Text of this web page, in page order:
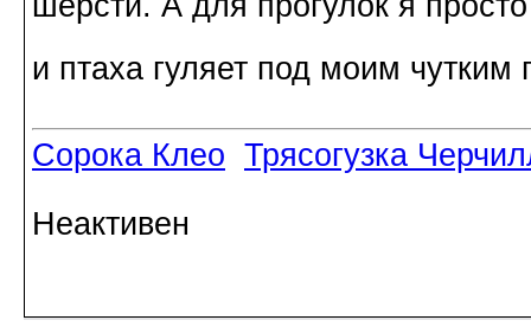
и птаха гуляет под моим
Сорока Клео Трясогузка
Неактивен